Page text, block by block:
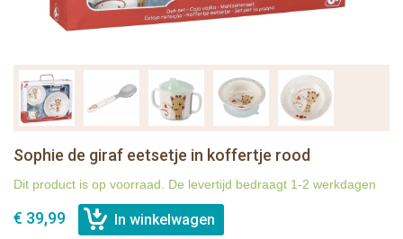
Sophie de giraf eetsetje in koffertje rood
Dit product is op voorraad. De levertijd bedraagt 1-2 werkdagen
€ 39,99